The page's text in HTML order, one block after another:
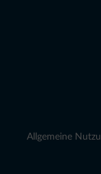
Allgemeine